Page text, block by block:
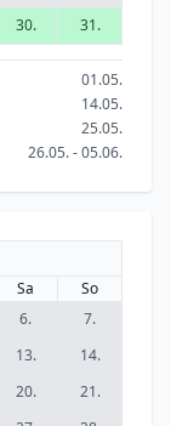
30. 31.
01.05.
14.05.
25.05.
26.05. - 05.06.
Sa
So
6.
7.
13.
14.
20.
21.